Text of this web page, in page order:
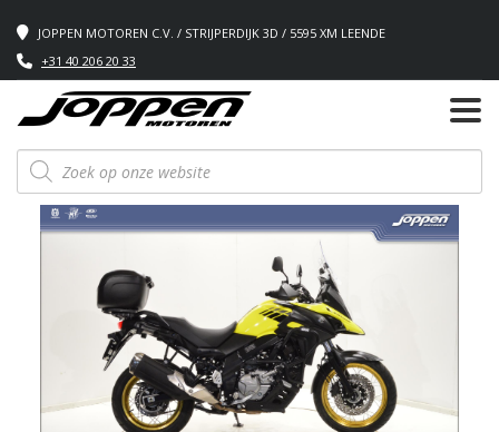
JOPPEN MOTOREN C.V. / STRIJPERDIJK 3D / 5595 XM LEENDE
+31 40 206 20 33
Producten
zoeken